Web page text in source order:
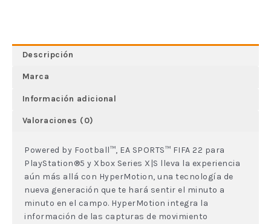
Descripción
Marca
Información adicional
Valoraciones (0)
Powered by Football™, EA SPORTS™ FIFA 22 para
PlayStation®5 y Xbox Series X|S lleva la experiencia
aún más allá con HyperMotion, una tecnología de
nueva generación que te hará sentir el minuto a
minuto en el campo. HyperMotion integra la
información de las capturas de movimiento